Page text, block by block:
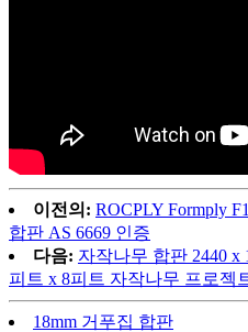
이전의: ROCPLY Formply
합판 AS 6669 인증
다음: 자작나무 합판 2440 x
피트 x 8피트 자작나무 프로젝
18mm 거푸집 합판